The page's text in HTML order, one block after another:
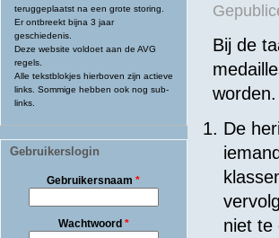
teruggeplaatst na een grote storing.
Er ontbreekt bijna 3 jaar
geschiedenis.
Deze website voldoet aan de AVG
regels.
Alle tekstblokjes hierboven zijn actieve
links. Sommige hebben ook nog sub-
links.
Gebruikerslogin
Gebruikersnaam*
Wachtwoord *
Bij de
De
niet te